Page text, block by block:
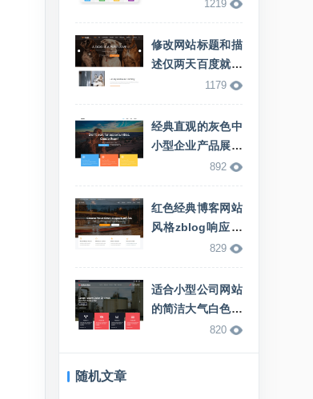
1219
修改网站标题和描
述仅两天百度就更
1179
经典直观的灰色中
小型企业产品展示
型zblog网站主题
892
红色经典博客网站
风格zblog响应式
829
适合小型公司网站
的简洁大气白色响
应式zblog企业主
820
随机文章